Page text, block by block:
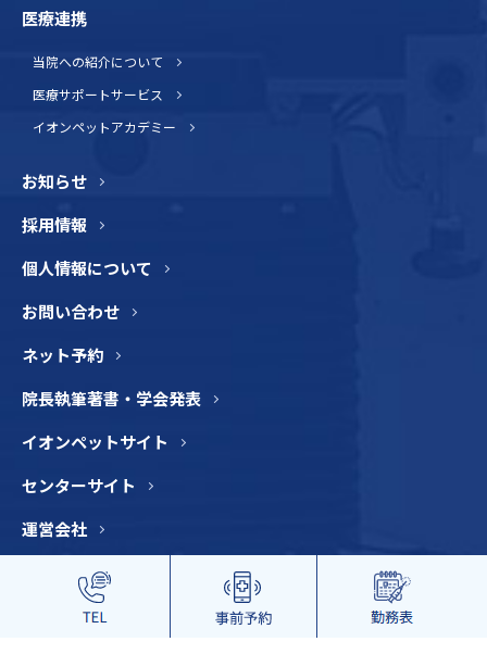
© 2022 LUKA animal hospital.ALL RIGHTS RESERVE
医療連携
当院への紹介について
医療サポートサービス
イオンペットアカデミー
お知らせ
採用情報
個人情報について
お問い合わせ
ネット予約
院長執筆著書・学会発表
イオンペットサイト
センターサイト
運営会社